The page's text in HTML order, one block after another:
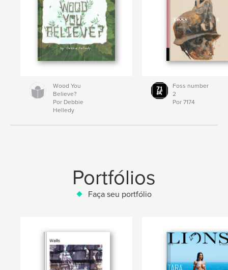
Wood You
Believe?
Por Debbie
Helledy
Foss number
2
Por 7174
Portfólios
Faça seu portfólio